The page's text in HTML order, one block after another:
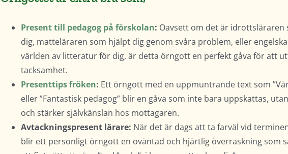
Present till pedagog på förskolan: Oavsett om det är idrottsläraren
dig, matteläraren som hjälpt dig genom svåra problem, eller
världen av litteratur för dig, är detta örngott en perfekt gåva för att
tacksamhet.
Presenttips fröken: Ett örngott med en uppmuntrande text som
eller ”Fantastisk pedagog” blir en gåva som inte bara uppskattas,
och stärker självkänslan hos mottagaren.
Avtackningspresent lärare: När det är dags att ta farväl vid
blir ett personligt örngott en oväntad och hjärtlig överraskning som